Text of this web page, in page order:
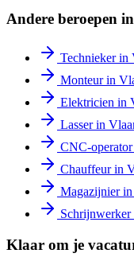
Andere beroepen in
Techniekerin
Monteurin
Elektricien in
Lasserin
CNC-operator
Chauffeurin
Magazijnierin
Schrijnwerker
Klaar om je